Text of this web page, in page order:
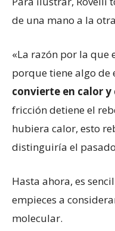
de una mano a la
«La razón por la que
porque tiene algo de
convierte en calor
fricción detiene el
hubiera calor, esto
distinguiría el
Hasta ahora, es
empieces a
molecular.